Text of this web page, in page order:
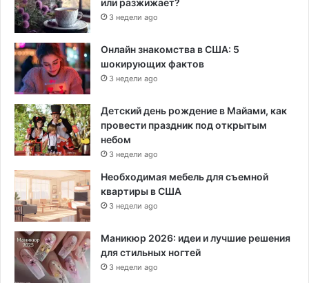
или разжижает?
3 недели ago
Онлайн знакомства в США: 5
шокирующих фактов
3 недели ago
Детский день рождение в Майами, как
провести праздник под открытым
небом
3 недели ago
Необходимая мебель для съемной
квартиры в США
3 недели ago
Маникюр 2026: идеи и лучшие решения
для стильных ногтей
3 недели ago